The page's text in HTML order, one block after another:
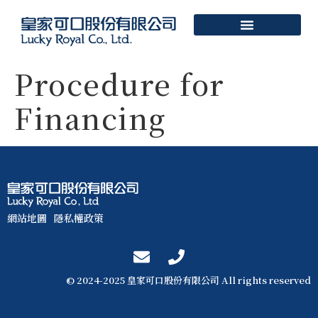
Procedure for
Financing
網站地圖 隱私權政策
© 2024-2025 皇家可口股份有限公司 All rights reserved